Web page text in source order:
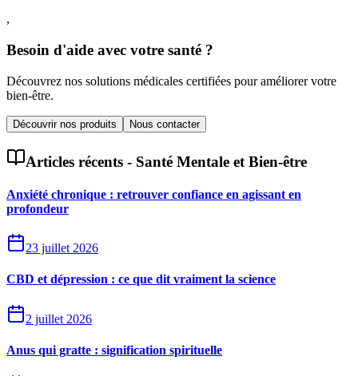
,
Besoin d'aide avec votre santé ?
Découvrez nos solutions médicales certifiées pour améliorer votre
bien-être.
Découvrir nos produits Nous contacter
Articles récents - Santé Mentale et Bien-être
Anxiété chronique : retrouver confiance en agissant en
profondeur
23 juillet 2026
CBD et dépression : ce que dit vraiment la science
2 juillet 2026
Anus qui gratte : signification spirituelle